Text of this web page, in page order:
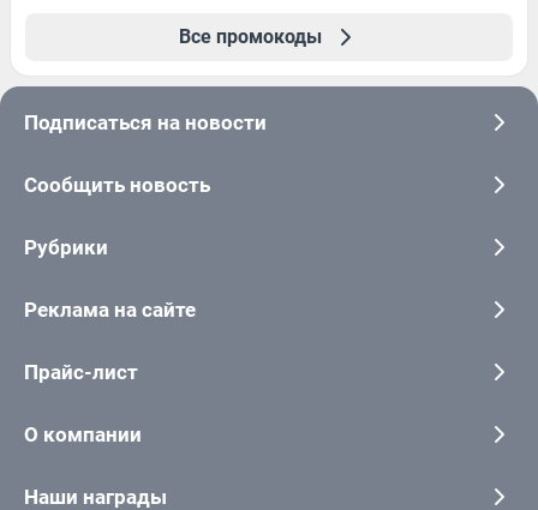
Все промокоды
Подписаться на новости
Сообщить новость
Рубрики
Реклама на сайте
Прайс-лист
О компании
Наши награды